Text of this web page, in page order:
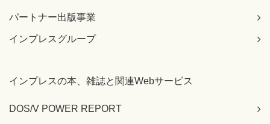
パートナー出版事業
インプレスグループ
インプレスの本、雑誌と関連Webサービス
DOS/V POWER REPORT